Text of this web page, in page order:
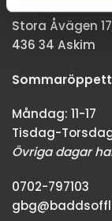
Stora Åvägen
436 34 Askim
Måndag: 11-17
Tisdag-
Övriga dagar
0702-797103